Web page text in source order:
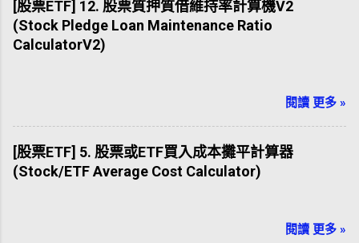
[股票ETF] 12. 股票質押質借維持率計算機V2
(Stock Pledge Loan Maintenance Ratio
CalculatorV2)
閱讀 更多 »
[股票ETF] 5. 股票或ETF買入成本攤平計算器
(Stock/ETF Average Cost Calculator)
閱讀 更多 »